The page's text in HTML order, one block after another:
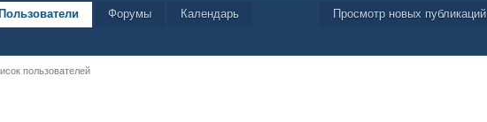
Просмотр новых публикаций
Пользователи Форумы
Календарь
пользователей